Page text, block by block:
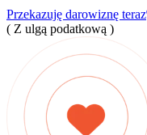
Przekazuję darowiznę teraz
( Z ulgą podatkową )